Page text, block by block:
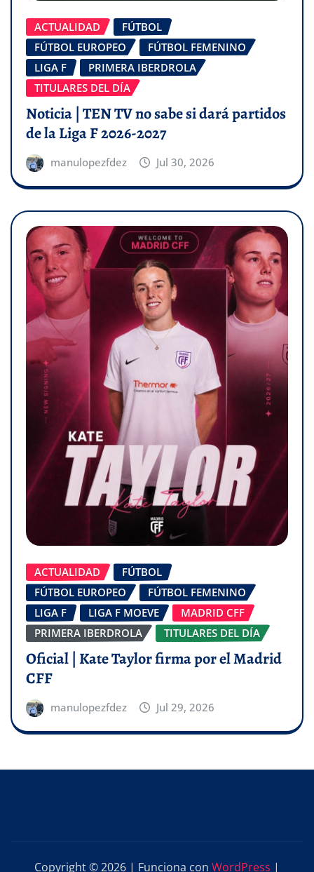
ACTUALIDAD
FÚTBOL
FÚTBOL EUROPEO
FÚTBOL FEMENINO
LIGA F
PRIMERA IBERDROLA
TITULARES DEL DÍA
Noticia | TEN TV no sabe si dará partidos
de la Liga F 2026-2027
manulopezfdez Jul 30, 2026
ACTUALIDAD
FÚTBOL
FÚTBOL EUROPEO
FÚTBOL FEMENINO
LIGA F
LIGA F MOEVE
MADRID CFF
PRIMERA IBERDROLA
TITULARES DEL DÍA
Oficial | Kate Taylor firma por el Madrid
CFF
manulopezfdez Jul 29, 2026
Copyright © 2026 | Funciona con WordPress |